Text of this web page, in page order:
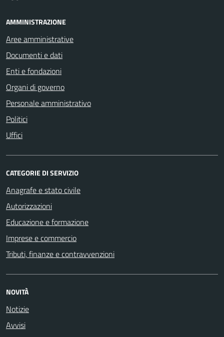
AMMINISTRAZIONE
Aree amministrative
Documenti e dati
Enti e fondazioni
Organi di governo
Personale amministrativo
Politici
Uffici
CATEGORIE DI SERVIZIO
Anagrafe e stato civile
Autorizzazioni
Educazione e formazione
Imprese e commercio
Tributi, finanze e contravvenzioni
NOVITÀ
Notizie
Avvisi